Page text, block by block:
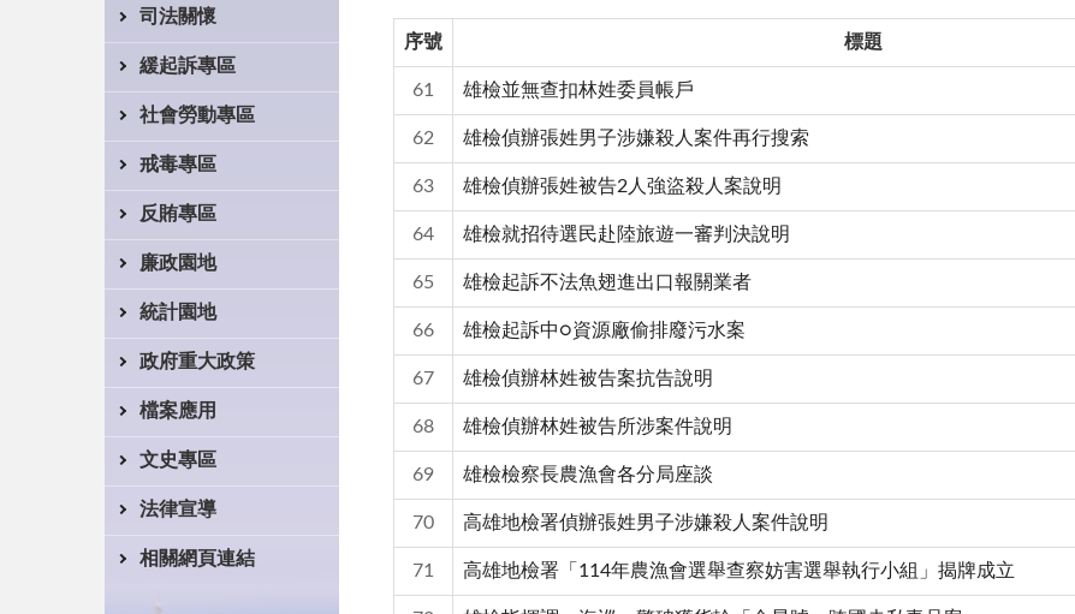
司法關懷
緩起訴專區
社會勞動專區
戒毒專區
反賄專區
廉政園地
統計園地
政府重大政策
檔案應用
文史專區
法律宣導
相關網頁連結
序號 標題
61 雄檢並無查扣林姓委員帳戶
62 雄檢偵辦張姓男子涉嫌殺人案件再行搜索
63 雄檢偵辦張姓被告2人強盜殺人案說明
64 雄檢就招待選民赴陸旅遊一審判決說明
65 雄檢起訴不法魚翅進出口報關業者
66 雄檢起訴中○資源廠偷排廢污水案
67 雄檢偵辦林姓被告案抗告說明
68 雄檢偵辦林姓被告所涉案件說明
69 雄檢檢察長農漁會各分局座談
70 高雄地檢署偵辦張姓男子涉嫌殺人案件說明
71 高雄地檢署「114年農漁會選舉查察妨害選舉執行小組」揭牌成立